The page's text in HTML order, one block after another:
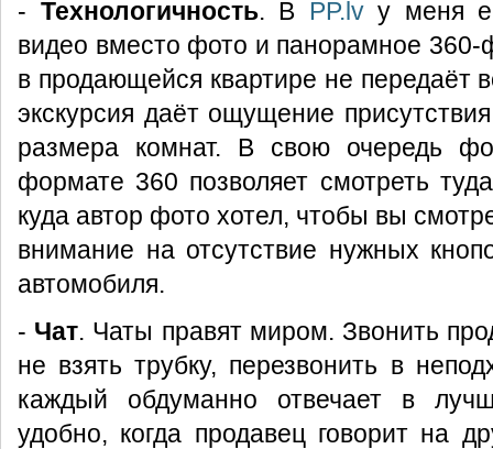
- Технологичность. В PP.lvу меня
видео вместо фото и панорамное
в продающейся квартире не передаёт
экскурсия даёт ощущение
размера комнат. В свою очередь
формате 360 позволяет смотреть
куда автор фото хотел, чтобы вы
внимание на отсутствие нужных
автомобиля.
- Чат. Чаты правят миром. Звонить
не взять трубку, перезвонить в
каждый обдуманно отвечает в
удобно, когда продавец говорит на